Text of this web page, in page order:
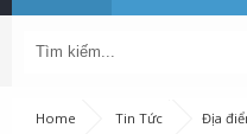
Home Tin Tức
Địa